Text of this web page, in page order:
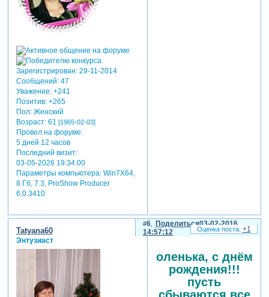
Зарегистрирован: 29-11-2014
Сообщений:47
Уважение: +241
Позитив: +265
Пол:Женский
Возраст:61 [1965-02-03]
Провел на форуме:
5 дней 12 часов
Последний визит:
03-05-2026 19:34:00
Параметры компьютера:Win7Х64,
8 Гб, 7.3, ProShow Producer
6.0.3410
Поделиться
6
03-02-2016
14:57:12
Tatyana60
Энтузиаст
оленька, с днём
рождения!!!
пусть
+1